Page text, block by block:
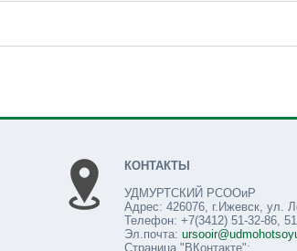
КОНТАКТЫ
УДМУРТСКИЙ РСООиР
Адрес: 426076, г.Ижевск, ул.
Телефон: +7(3412) 51-32-86,
Эл.почта:
Страница "ВКонтакте":